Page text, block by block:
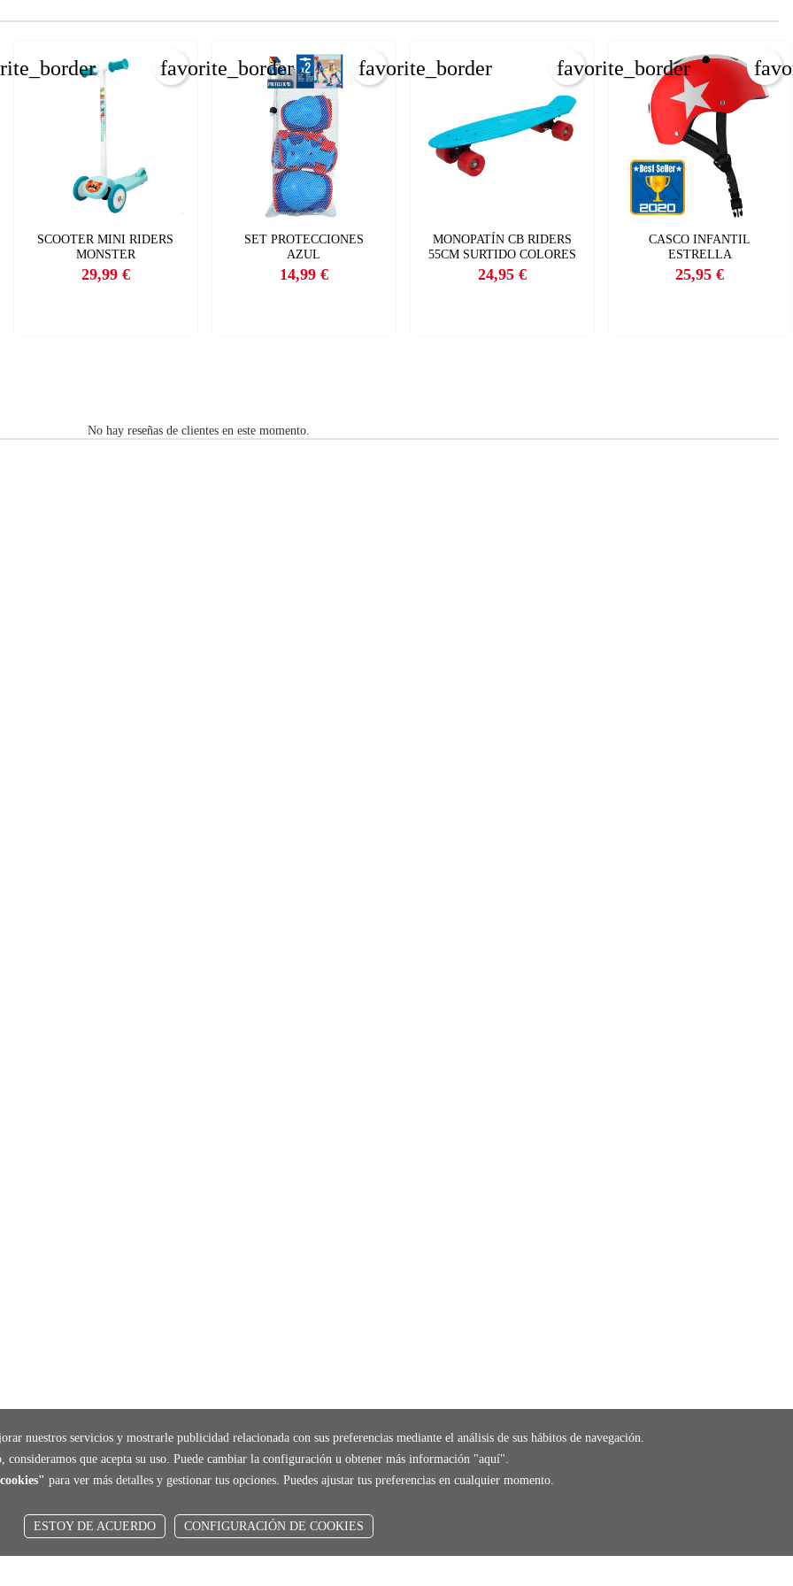
nuestros servicios y mostrarle publicidad relacionada con sus preferencias mediante el análisis de sus hábitos de navegación.
consideramos que acepta su uso. Puede cambiar la configuración u obtener más información "aquí".
para ver más detalles y gestionar tus opciones. Puedes ajustar tus preferencias en cualquier momento.
ESTOY DE ACUERDO
CONFIGURACIÓN DE COOKIES
SCOOTER MINI RIDERS
MONSTER
Precio
29,99 €
favorite_border
SET PROTECCIONES
AZUL
Precio
14,99 €
favorite_border
MONOPATÍN CB RIDERS
55CM SURTIDO COLORES
Precio
24,95 €
favorite_border
CASCO INFANTIL
ESTRELLA
Precio
25,95 €
No hay reseñas de clientes en este momento.
CREAR LISTA DE DESEOS